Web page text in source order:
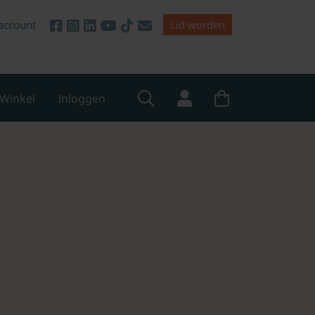
Lid worden
Winkel Inloggen